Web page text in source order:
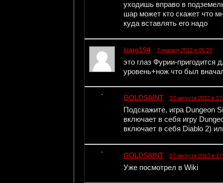
уходишь вправо в
шар может кто скажет что
куда вставлять его надо
ivarg194 7 января 2012 в 05:23
это глаз Фурии-пригодится
уровень+нож что был
GOLDSAINT 27 августа 2012 в
Подскажите, игра Dungeon
включает в себя игру
включает в себя Diablo 2)
GOLDSAINT 27 августа 2012 в
Уже посмотрел в Wiki